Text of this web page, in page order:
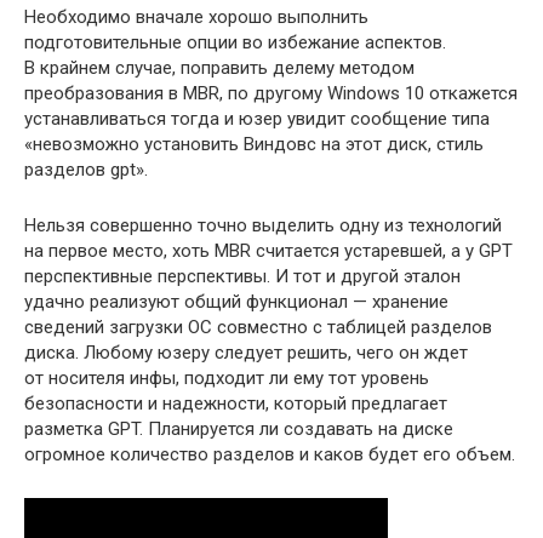
Необходимо вначале хорошо выполнить
подготовительные опции во избежание аспектов.
В крайнем случае, поправить делему методом
преобразования в MBR, по другому Windows 10 откажется
устанавливаться тогда и юзер увидит сообщение типа
«невозможно установить Виндовс на этот диск, стиль
разделов gpt».
Нельзя совершенно точно выделить одну из технологий
на первое место, хоть MBR считается устаревшей, а у GPT
перспективные перспективы. И тот и другой эталон
удачно реализуют общий функционал — хранение
сведений загрузки ОС совместно с таблицей разделов
диска. Любому юзеру следует решить, чего он ждет
от носителя инфы, подходит ли ему тот уровень
безопасности и надежности, который предлагает
разметка GPT. Планируется ли создавать на диске
огромное количество разделов и каков будет его объем.